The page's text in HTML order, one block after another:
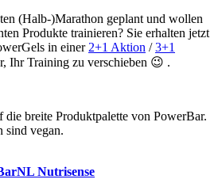
(Halb-)Marathon geplant und wollen
Produkte trainieren? Sie erhalten jetzt
in einer 2+1 Aktion /3+1
Ihr Training zu verschieben 😉 .
breite Produktpalette von PowerBar.
sind vegan.
Nutrisense